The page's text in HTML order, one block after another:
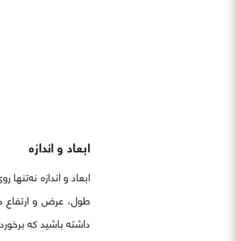
ابعاد و اندازه
ابعاد و اندازه
داشته باشید که